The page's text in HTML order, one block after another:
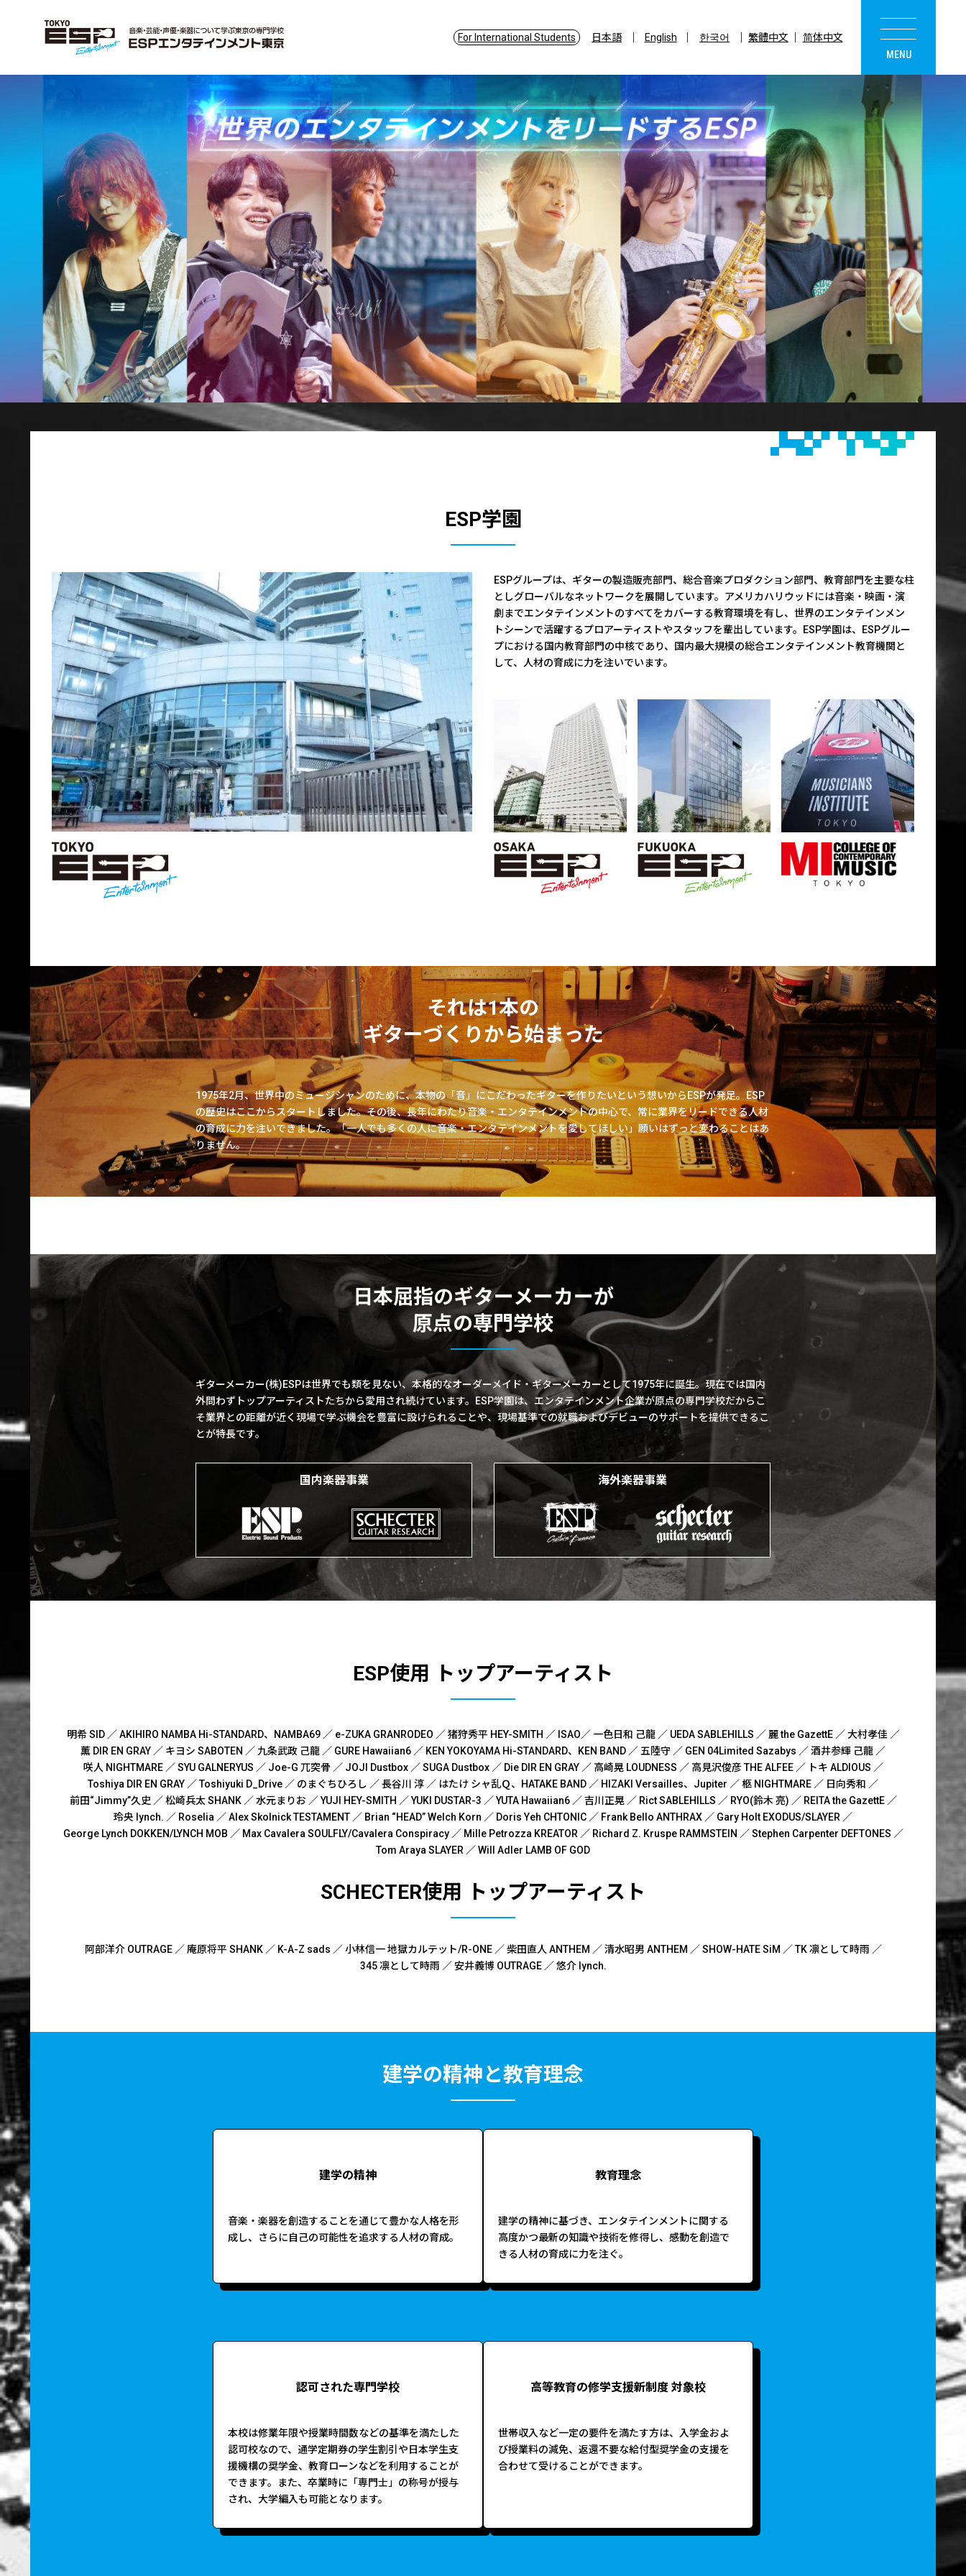
For International Students 日本語 English 한국어 繁體中文 简体中文
ESP学園
ESPグループは、ギターの製造販売部門、総合音楽プロダクション部門、教育部門を主要な柱
としグローバルなネットワークを展開しています。アメリカハリウッドには音楽・映画・演
劇までエンタテインメントのすべてをカバーする教育環境を有し、世界のエンタテインメン
トシーンで活躍するプロアーティストやスタッフを輩出しています。ESP学園は、ESPグルー
プにおける国内教育部門の中核であり、国内最大規模の総合エンタテインメント教育機関と
して、人材の育成に力を注いでいます。
それは1本の
ギターづくりから始まった
1975年2月、世界中のミュージシャンのために、本物の「音」にこだわったギターを作りたいという想いからESPが発足。ESP
の歴史はここからスタートしました。その後、長年にわたり音楽・エンタテインメントの中心で、常に業界をリードできる人材
の育成に力を注いできました。「一人でも多くの人に音楽・エンタテインメントを愛してほしい」願いはずっと変わることはあ
りません。
日本屈指のギターメーカーが
原点の専門学校
ギターメーカー(株)ESPは世界でも類を見ない、本格的なオーダーメイド・ギターメーカーとして1975年に誕生。現在では国内
外問わずトップアーティストたちから愛用され続けています。ESP学園は、エンタテインメント企業が原点の専門学校だからこ
そ業界との距離が近く現場で学ぶ機会を豊富に設けられることや、現場基準での就職およびデビューのサポートを提供できるこ
とが特長です。
国内楽器事業 海外楽器事業
ESP使用 トップアーティスト
明希 SID ／ AKIHIRO NAMBA Hi-STANDARD、NAMBA69 ／ e-ZUKA GRANRODEO ／ 猪狩秀平 HEY-SMITH ／ ISAO／ 一色日和 己龍 ／ UEDA SABLEHILLS ／ 麗 the GazettE ／ 大村孝佳 ／
薫 DIR EN GRAY ／ キヨシ SABOTEN ／ 九条武政 己龍 ／ GURE Hawaiian6 ／ KEN YOKOYAMA Hi-STANDARD、KEN BAND ／ 五陸守 ／ GEN 04Limited Sazabys ／ 酒井参輝 己龍 ／
咲人 NIGHTMARE ／ SYU GALNERYUS ／ Joe-G 兀突骨 ／ JOJI Dustbox ／ SUGA Dustbox ／ Die DIR EN GRAY ／ 高崎晃 LOUDNESS ／ 高見沢俊彦 THE ALFEE ／
トキ ALDIOUS ／
Toshiya DIR EN GRAY ／ Toshiyuki D_Drive ／ のまぐちひろし ／ 長谷川 淳 ／ はたけ シャ乱Ｑ、HATAKE BAND ／ HIZAKI Versailles、Jupiter ／ 柩 NIGHTMARE ／ 日向秀和 ／
前田“Jimmy”久史 ／ 松崎兵太 SHANK ／ 水元まりお ／ YUJI HEY-SMITH ／ YUKI DUSTAR-3 ／ YUTA Hawaiian6 ／ 吉川正晃 ／ Rict SABLEHILLS ／ RYO(鈴木 亮) ／ REITA the GazettE ／
玲央 lynch. ／ Roselia ／ Alex Skolnick TESTAMENT ／ Brian “HEAD” Welch Korn ／ Doris Yeh CHTONIC ／ Frank Bello ANTHRAX ／ Gary Holt EXODUS/SLAYER ／
George Lynch DOKKEN/LYNCH MOB ／ Max Cavalera SOULFLY/Cavalera Conspiracy ／ Mille Petrozza KREATOR ／ Richard Z. Kruspe RAMMSTEIN ／ Stephen Carpenter DEFTONES ／
Tom Araya SLAYER ／ Will Adler LAMB OF GOD
SCHECTER使用 トップアーティスト
阿部洋介 OUTRAGE ／ 庵原将平 SHANK ／ K-A-Z sads ／ 小林信一 地獄カルテット/R-ONE ／ 柴田直人 ANTHEM ／ 清水昭男 ANTHEM ／ SHOW-HATE SiM ／ TK 凛として時雨 ／
345 凛として時雨 ／ 安井義博 OUTRAGE ／ 悠介 lynch.
建学の精神と教育理念
建学の精神
音楽・楽器を創造することを通じて豊かな人格を形
成し、さらに自己の可能性を追求する人材の育成。
教育理念
建学の精神に基づき、エンタテインメントに関する
高度かつ最新の知識や技術を修得し、感動を創造で
きる人材の育成に力を注ぐ。
認可された専門学校
本校は修業年限や授業時間数などの基準を満たした
認可校なので、通学定期券の学生割引や日本学生支
援機構の奨学金、教育ローンなどを利用することが
できます。また、卒業時に「専門士」の称号が授与
され、大学編入も可能となります。
高等教育の修学支援新制度 対象校
世帯収入など一定の要件を満たす方は、入学金およ
び授業料の減免、返還不要な給付型奨学金の支援を
合わせて受けることができます。